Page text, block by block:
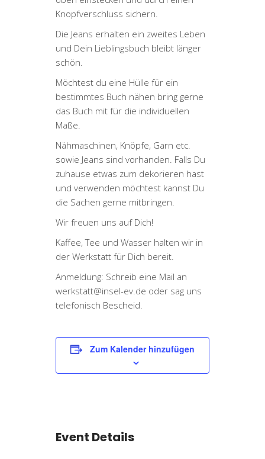
Knopfverschluss sichern.
Die Jeans erhalten ein zweites Leben
und Dein Lieblingsbuch bleibt länger
schön.
Möchtest du eine Hülle für ein
bestimmtes Buch nähen bring gerne
das Buch mit für die individuellen
Maße.
Nähmaschinen, Knöpfe, Garn etc.
sowie Jeans sind vorhanden. Falls Du
zuhause etwas zum dekorieren hast
und verwenden möchtest kannst Du
die Sachen gerne mitbringen.
Wir freuen uns auf Dich!
Kaffee, Tee und Wasser halten wir in
der Werkstatt für Dich bereit.
Anmeldung: Schreib eine Mail an
werkstatt@insel-ev.de oder sag uns
telefonisch Bescheid.
Zum Kalender hinzufügen
Event Details